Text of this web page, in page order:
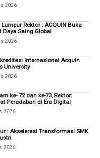
2026
Rektor : ACQUIN Buka
Saing Global
2026
Internasional Acquin
University
2026
ke- 72 dan ke-73, Rektor:
Peradaban di Era Digital
2026
: Akselerasi Transformasi SMK
2026